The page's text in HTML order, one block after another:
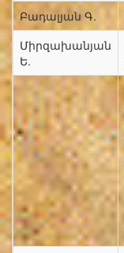
Բադալյան Գ.
Միրզախանյան
Ե.